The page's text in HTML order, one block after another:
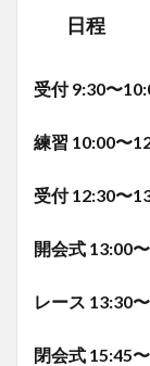
日程
受付 9:30〜
練習 10:00〜
受付 12:30〜
開会式 13:00
レース 13:30
閉会式 15:45